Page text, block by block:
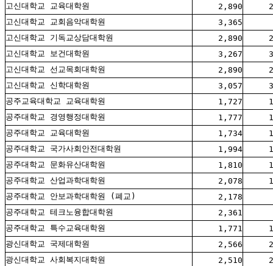
고신대학교 교육대학원
2,890
고신대학교 교회음악대학원
3,365
고신대학교 기독교상담대학원
2,890
고신대학교 보건대학원
3,267
고신대학교 선교목회대학원
2,890
고신대학교 신학대학원
3,057
공주교육대학교 교육대학원
1,727
공주대학교 경영행정대학원
1,777
공주대학교 교육대학원
1,734
공주대학교 국가사회안전대학원
1,994
공주대학교 문화유산대학원
1,810
공주대학교 산업과학대학원
2,078
공주대학교 안보과학대학원 (폐교)
2,178
공주대학교 테크노융합대학원
2,361
공주대학교 특수교육대학원
1,771
광신대학교 국제대학원
2,566
광신대학교 사회복지대학원
2,510